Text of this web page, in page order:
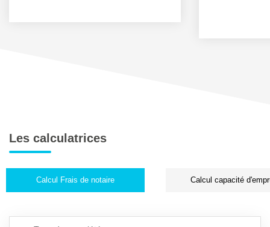
Les calculatrices
Calcul Frais de notaire Calcul capacité